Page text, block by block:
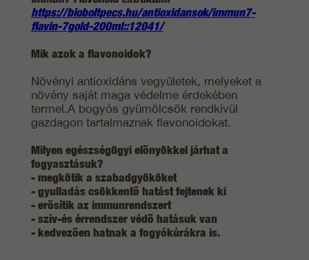
https://bioboltpecs.hu/antioxidansok/immun7-
flavin-7gold-200ml::12041/
Mik azok a flavonoidok?
Növényi antioxidáns vegyületek, melyeket a
növény saját maga védelme érdekében
termel.A bogyós gyümölcsök rendkívül
gazdagon tartalmaznak flavonoidokat.
Milyen egészségügyi előnyökkel járhat a
fogyasztásuk?
- megkötik a szabadgyököket
- gyulladás csökkentő hatást fejtenek ki
- erősítik az immunrendszert
- szív-és érrendszer védő hatásuk van
- kedvezően hatnak a fogyókúrákra is.